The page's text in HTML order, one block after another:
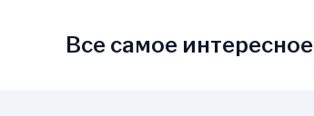
Все самое интересное